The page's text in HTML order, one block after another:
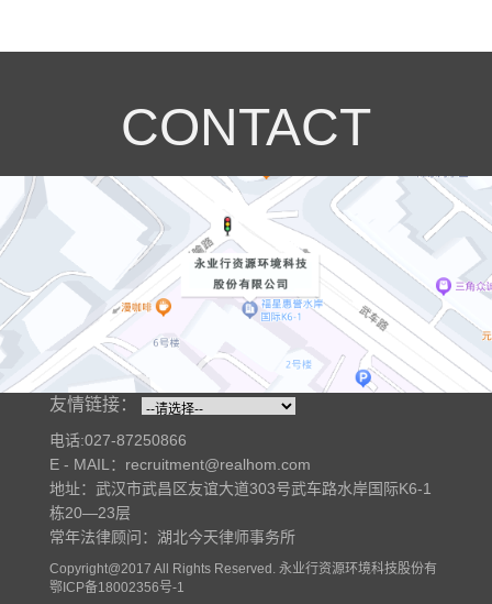
CONTACT
友情链接：
电话:027-87250866
E - MAIL：recruitment@realhom.com
地址：武汉市武昌区友谊大道303号武车路水岸国际K6-1
栋20—23层
常年法律顾问：湖北今天律师事务所
Copyright@2017 All Rights Reserved. 永业行资源环境科技股份有
限公司 版权所有
鄂ICP备18002356号-1